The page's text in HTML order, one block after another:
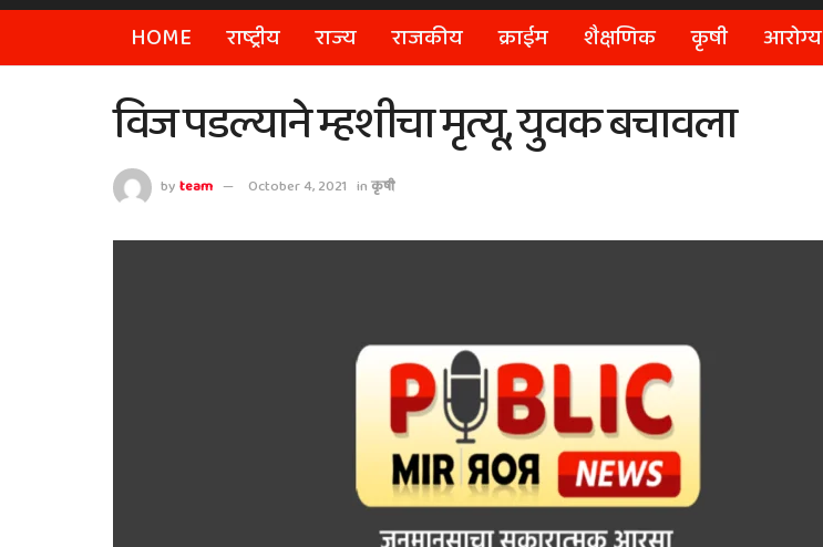
HOME राष्ट्रीय राज्य राजकीय क्राईम शैक्षणिक कृषी आरोग्य
विज पडल्याने म्हशीचा मृत्यू, युवक बचावला
byteam October 4, 2021 inकृषी